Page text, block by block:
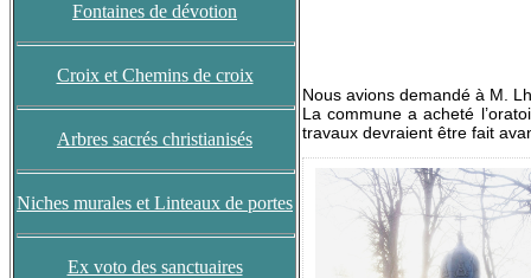
Fontaines de dévotion
Croix et Chemins de croix
Arbres sacrés christianisés
Niches murales et Linteaux de portes
Ex voto des sanctuaires
Nous avions demandé à M.
La commune a acheté
travaux devraient être fait